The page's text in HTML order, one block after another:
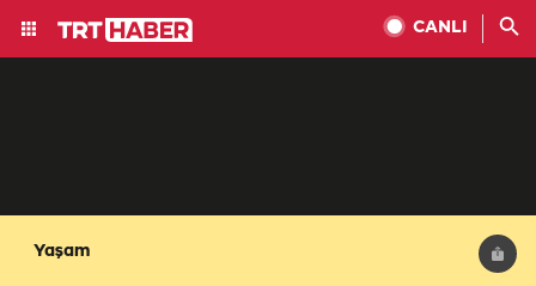
CANLI
Yaşam